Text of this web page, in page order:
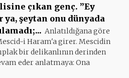
çıkan genç. ”Ey
ya, şeytan onu dünyada
Anlatıldığana göre
i Haram'a girer. Mescidin
bir delikanlının derinden
eder anlatmaya: Ona